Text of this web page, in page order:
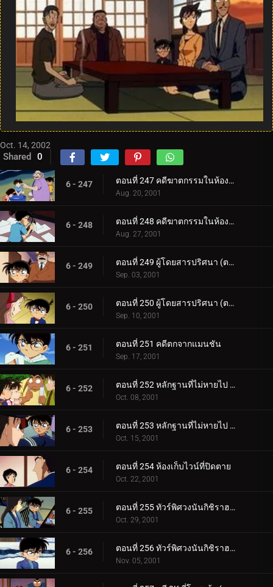
Oct. 14, 2002
Shared 0
6 - 247 ตอนที่ 247 คดีฆาตกรรมในห้องเรียนเครื่องปั้น (ตอนแรก)
Aug. 20, 2001
6 - 248 ตอนที่ 248 คดีฆาตกรรมในห้องเรียนเครื่องปั้น (ตอนจบ)
Aug. 27, 2001
6 - 249 ตอนที่ 249 ผู้โดยสารปริศนา (ตอนแรก)
Sep. 03, 2001
6 - 250 ตอนที่ 250 ผู้โดยสารปริศนา (ตอนจบ)
Sep. 10, 2001
6 - 251 ตอนที่ 251 คดีตกจากแมนชัน
Sep. 17, 2001
6 - 252 ตอนที่ 252 หลักฐานที่ไม่หายไป (ตอนแรก)
Oct. 08, 2001
6 - 253 ตอนที่ 253 หลักฐานที่ไม่หายไป (ตอนจบ)
Oct. 15, 2001
6 - 254 ตอนที่ 254 ห้องเก็บไวน์ที่ปิดตาย
Oct. 22, 2001
6 - 255 ตอนที่ 255 ทัวร์พิศวงนันกิชิราฮามะ (ตอนแรก)
Oct. 29, 2001
6 - 256 ตอนที่ 256 ทัวร์พิศวงนันกิชิราฮามะ (ตอนจบ)
Nov. 05, 2001